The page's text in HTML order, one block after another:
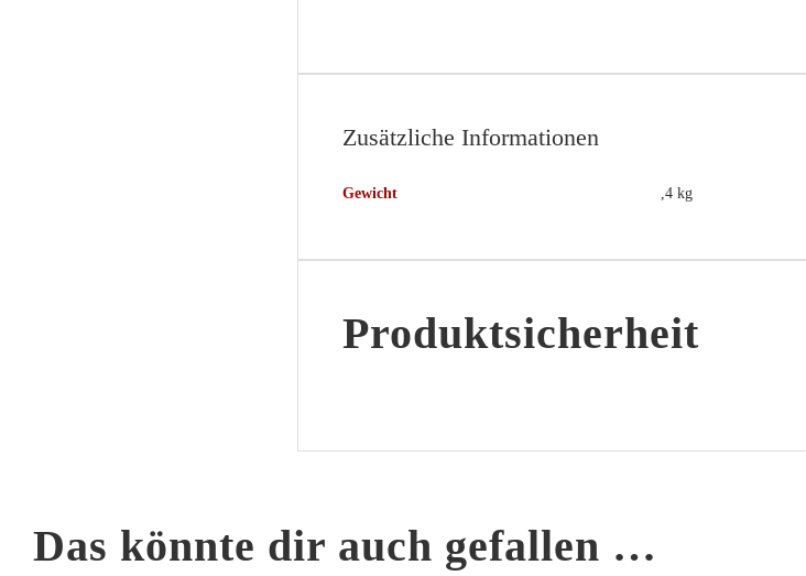
Zusätzliche Informationen
Gewicht ,4 kg
Produktsicherheit
Das könnte dir auch gefallen …